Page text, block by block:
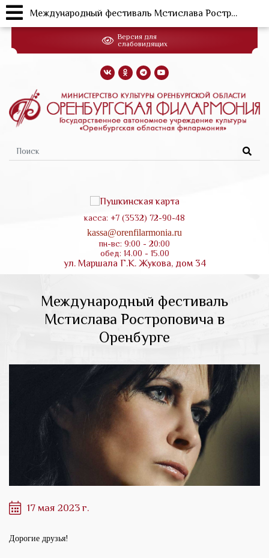
Перейти
основному
Форма
поиска
касса: +7 (3532) 72-90-48
kassa@orenfilarmonia.ru
пн-вс: 9:00 - 20:00
обед: 14.00 - 15.00
ул. Маршала Г.К. Жукова, дом 34
Версия для
слабовидящих
Международный фестиваль
Мстислава Ростроповича в
Оренбурге
17 мая 2023 г.
Дорогие друзья!
Международный фестиваль Мстислава Ростроповича в Оренбурге